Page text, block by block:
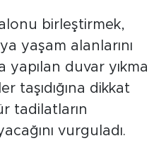
birleştirmek,
yaşam alanlarını
yapılan duvar yıkma
taşıdığına dikkat
tadilatların
vurguladı.